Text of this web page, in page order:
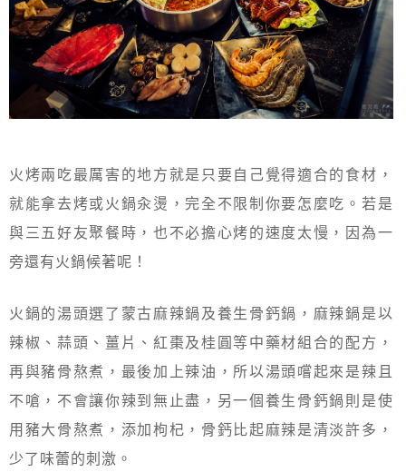
火烤兩吃最厲害的地方就是只要自己覺得適合的食材，
就能拿去烤或火鍋汆燙，完全不限制你要怎麼吃。若是
與三五好友聚餐時，也不必擔心烤的速度太慢，因為一
旁還有火鍋候著呢！
火鍋的湯頭選了蒙古麻辣鍋及養生骨鈣鍋，麻辣鍋是以
辣椒、蒜頭、薑片、紅棗及桂圓等中藥材組合的配方，
再與豬骨熬煮，最後加上辣油，所以湯頭嚐起來是辣且
不嗆，不會讓你辣到無止盡，另一個養生骨鈣鍋則是使
用豬大骨熬煮，添加枸杞，骨鈣比起麻辣是清淡許多，
少了味蕾的刺激。